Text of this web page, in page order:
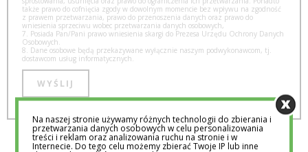
także prawo do cofnięcia zgody w dowolnym momencie bez wpływu na zgodność
z prawem przetwarzania, prawo do przenoszenia danych oraz prawo do
wniesienia sprzeciwu wobec przetwarzania danych osobowych,
7. Posiada Pan/Pani prawo wniesienia skargi do Prezesa Urzędu Ochrony Danych
Osobowych.
8. Dane osobowe będą przekazywane wyłącznie naszym podwykonawcom, tj.
dostawcom usług informatycznych.
Strona 1 z 4
Na naszej stronie używamy różnych technologii do zbierania i
przetwarzania danych osobowych w celu personalizowania
treści i reklam oraz analizowania ruchu na stronie i w
Internecie. Do tego celu możemy zbierać Twoje IP lub inne